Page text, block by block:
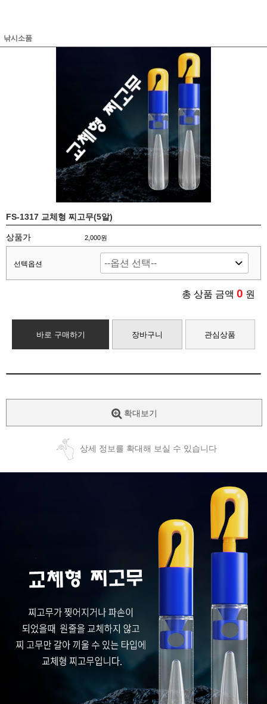
낚시소품
FS-1317 교체형 찌고무(5알)
상품가 2,000원
선텍옵션
총 상품 금액 0 원
바로 구매하기 장바구니 관심상품
확대보기
상세 정보를 확대해 보실 수 있습니다